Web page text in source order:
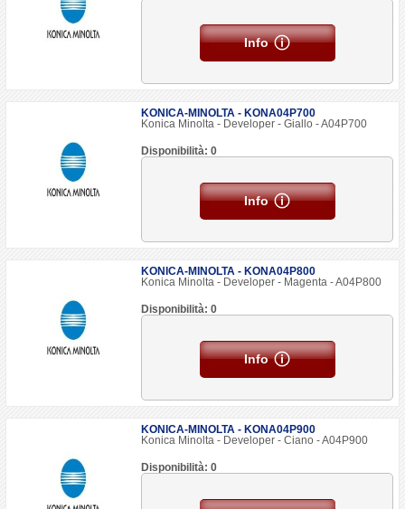
Info
KONICA-MINOLTA - KONA04P700
Konica Minolta - Developer - Giallo - A04P700
Disponibilità: 0
Info
KONICA-MINOLTA - KONA04P800
Konica Minolta - Developer - Magenta - A04P800
Disponibilità: 0
Info
KONICA-MINOLTA - KONA04P900
Konica Minolta - Developer - Ciano - A04P900
Disponibilità: 0